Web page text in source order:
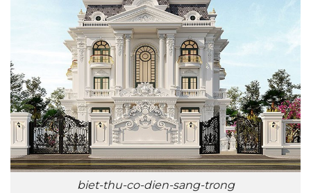
biet-thu-co-dien-sang-trong